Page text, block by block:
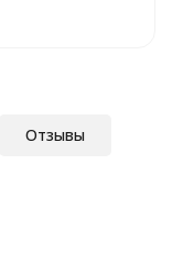
Отзывы